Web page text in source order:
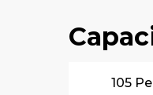
105